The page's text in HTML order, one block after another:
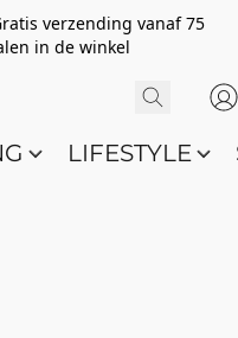
verzending vanaf 75
in de winkel
LIFESTYLE